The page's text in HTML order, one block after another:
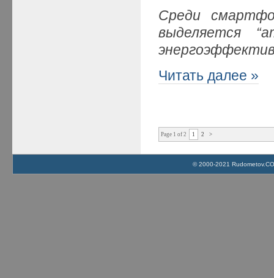
Среди
выделяется
Читать далее »
Page 1 of 2 1 2 >
© 2000-2021